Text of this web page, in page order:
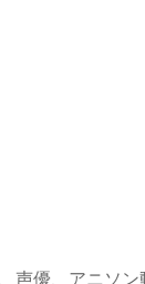
声優、アニソン